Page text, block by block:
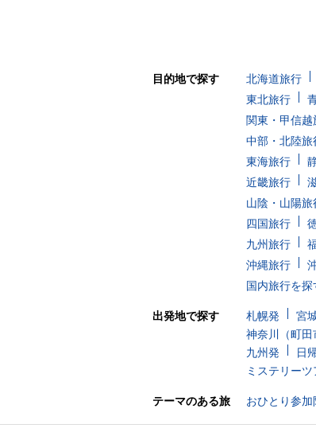
目的地で探す 北海道旅行
東北旅行
関東・甲信越
中部・北陸旅
東海旅行
近畿旅行
山陰・山陽旅
四国旅行
九州旅行
沖縄旅行
国内旅行を探
出発地で探す 札幌発 宮
神奈川（町田
九州発
日
ミステリー
テーマのある旅 おひとり参加